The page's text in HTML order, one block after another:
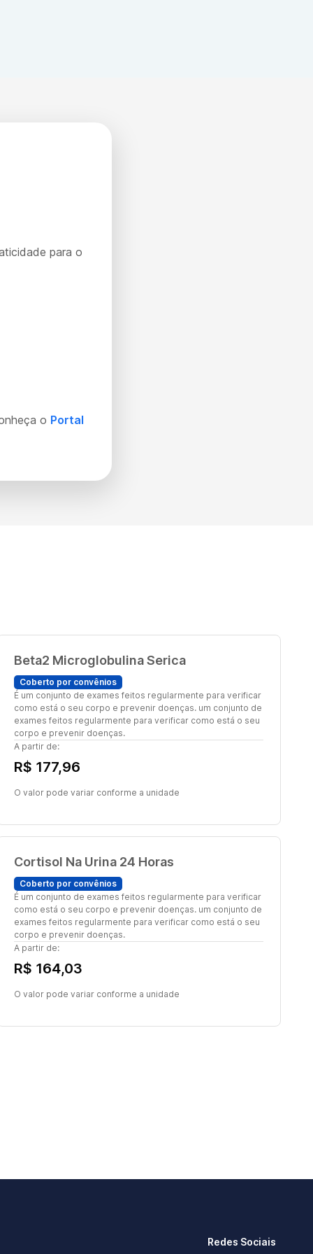
para o
o Portal
Beta2 Microglobulina Serica
Coberto por convênios
É um conjunto de exames feitos regularmente para verificar
como está o seu corpo e prevenir doenças. um conjunto de
exames feitos regularmente para verificar como está o seu
corpo e prevenir doenças.
A partir de:
R$ 177,96
O valor pode variar conforme a unidade
Cortisol Na Urina 24 Horas
Coberto por convênios
É um conjunto de exames feitos regularmente para verificar
como está o seu corpo e prevenir doenças. um conjunto de
exames feitos regularmente para verificar como está o seu
corpo e prevenir doenças.
A partir de:
R$ 164,03
O valor pode variar conforme a unidade
Redes Sociais